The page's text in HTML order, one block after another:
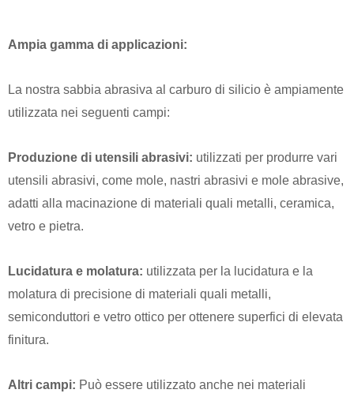
Ampia gamma di applicazioni:
La nostra sabbia abrasiva al carburo di silicio è ampiamente
utilizzata nei seguenti campi:
Produzione di utensili abrasivi: utilizzati per produrre vari
utensili abrasivi, come mole, nastri abrasivi e mole abrasive,
adatti alla macinazione di materiali quali metalli, ceramica,
vetro e pietra.
Lucidatura e molatura: utilizzata per la lucidatura e la
molatura di precisione di materiali quali metalli,
semiconduttori e vetro ottico per ottenere superfici di elevata
finitura.
Altri campi: Può essere utilizzato anche nei materiali